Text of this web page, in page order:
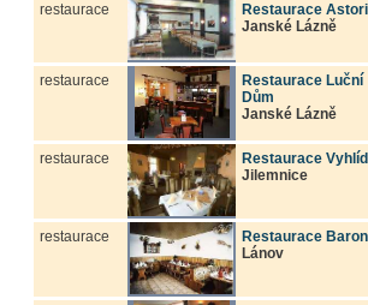
restaurace
Restaurace
Janské Lázně
restaurace
Restaurace Luční
Dům
Janské Lázně
restaurace
Restaurace
Jilemnice
restaurace
Restaurace Baron
Lánov